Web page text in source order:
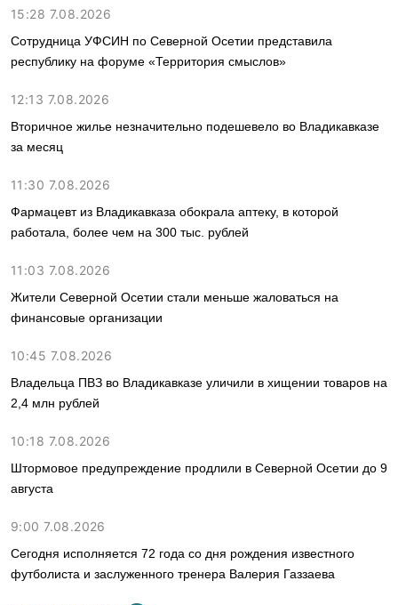
15:28 7.08.2026
Сотрудница УФСИН по Северной Осетии представила
республику на форуме «Территория смыслов»
12:13 7.08.2026
Вторичное жилье незначительно подешевело во Владикавказе
за месяц
11:30 7.08.2026
Фармацевт из Владикавказа обокрала аптеку, в которой
работала, более чем на 300 тыс. рублей
11:03 7.08.2026
Жители Северной Осетии стали меньше жаловаться на
финансовые организации
10:45 7.08.2026
Владельца ПВЗ во Владикавказе уличили в хищении товаров на
2,4 млн рублей
10:18 7.08.2026
Штормовое предупреждение продлили в Северной Осетии до 9
августа
9:00 7.08.2026
Сегодня исполняется 72 года со дня рождения известного
футболиста и заслуженного тренера Валерия Газзаева